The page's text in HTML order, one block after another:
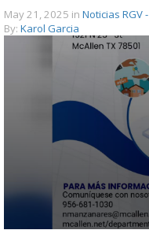
May 21, 2025 in Noticias RGV
By: Karol Garcia